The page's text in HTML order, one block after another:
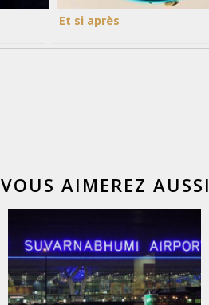
Et si après
VOUS AIMEREZ AUSSI